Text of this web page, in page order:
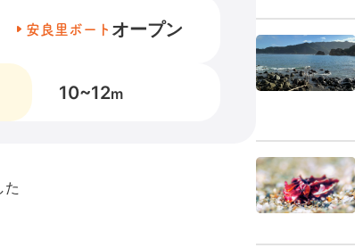
安良里ボート オープン
10~12m
た